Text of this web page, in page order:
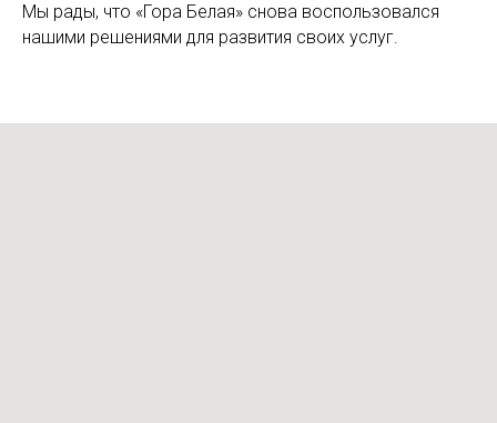
Мы рады, что «Гора Белая» снова воспользовался
нашими решениями для развития своих услуг.